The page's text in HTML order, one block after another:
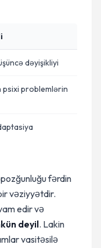
dəyişikliyi
psixi problemlərin
fərdin
vəziyyətdir.
edir və
deyil. Lakin
vasitəsilə